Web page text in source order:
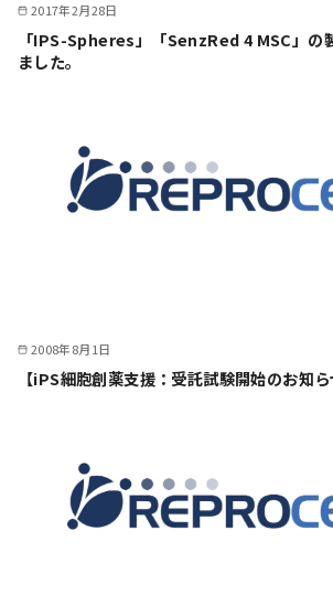
2017年2月28日
「IPS-Spheres」「SenzRed 4 MSC」の
ました。
2008年8月1日
【iPS細胞創薬支援：受託試験開始のお知ら